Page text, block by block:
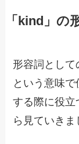
「kind」の
形容詞として
という意味
する際に役立
ら見ていきま